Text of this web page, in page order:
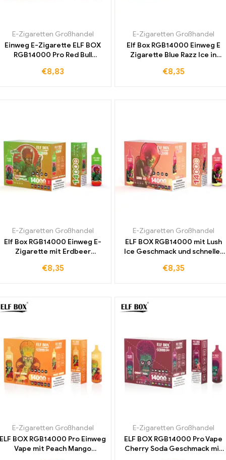
E-Zigaretten Großhandel
Einweg E-Zigarette ELF BOX
RGB14000 Pro Red Bull
europäischen Markt
€8,83
E-Zigaretten Großhandel
Elf Box RGB14000 Einweg E
Zigarette Blue Razz Ice in
Preisen kaufen
€8,35
E-Zigaretten Großhandel
Elf Box RGB14000 Einweg E-
Zigarette mit Erdbeer
jetzt weltweit erhältlich und
€8,35
E-Zigaretten Großhandel
ELF BOX RGB14000 mit Lush
Ice Geschmack und schneller
Hause
€8,35
E-Zigaretten Großhandel
ELF BOX RGB14000 Pro Einweg
Vape mit Peach Mango
E-Zigaretten Großhandel
ELF BOX RGB14000 Pro Vape
Cherry Soda Geschmack mit